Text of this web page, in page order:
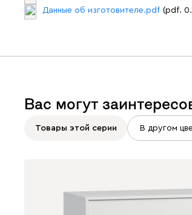
Данные об изготовителе.pdf (pdf.
Вас могут
Товары этой серии В другом